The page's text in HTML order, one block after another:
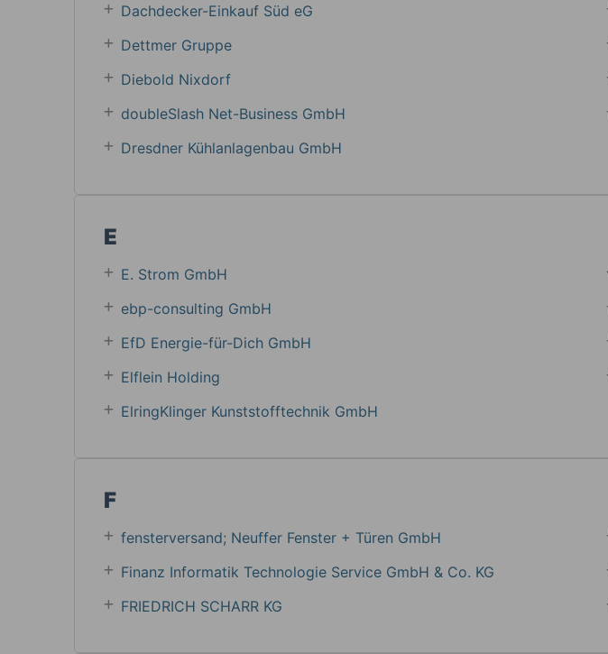
Dachdecker-Einkauf Süd eG
Dettmer Gruppe
Diebold Nixdorf
doubleSlash Net-Business GmbH
Dresdner Kühlanlagenbau GmbH
E
E. Strom GmbH
ebp-consulting GmbH
EfD Energie-für-Dich GmbH
Elflein Holding
ElringKlinger Kunststofftechnik GmbH
F
fensterversand; Neuffer Fenster + Türen GmbH
Finanz Informatik Technologie Service GmbH & Co. KG
FRIEDRICH SCHARR KG